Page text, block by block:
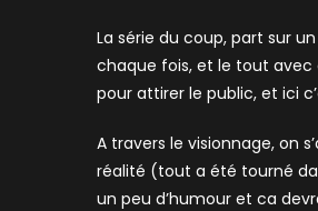
La série du coup, part sur
chaque fois, et le tout avec
pour attirer le public, et ici
A travers le visionnage, on
réalité (tout a été tourné
un peu d’humour et ca